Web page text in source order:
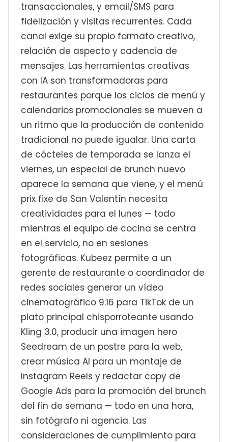
transaccionales, y email/SMS para
fidelización y visitas recurrentes. Cada
canal exige su propio formato creativo,
relación de aspecto y cadencia de
mensajes. Las herramientas creativas
con IA son transformadoras para
restaurantes porque los ciclos de menú y
calendarios promocionales se mueven a
un ritmo que la producción de contenido
tradicional no puede igualar. Una carta
de cócteles de temporada se lanza el
viernes, un especial de brunch nuevo
aparece la semana que viene, y el menú
prix fixe de San Valentín necesita
creatividades para el lunes — todo
mientras el equipo de cocina se centra
en el servicio, no en sesiones
fotográficas. Kubeez permite a un
gerente de restaurante o coordinador de
redes sociales generar un vídeo
cinematográfico 9:16 para TikTok de un
plato principal chisporroteante usando
Kling 3.0, producir una imagen hero
Seedream de un postre para la web,
crear música AI para un montaje de
Instagram Reels y redactar copy de
Google Ads para la promoción del brunch
del fin de semana — todo en una hora,
sin fotógrafo ni agencia. Las
consideraciones de cumplimiento para